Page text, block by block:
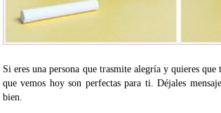
Si eres una persona que trasmite alegría y quieres
que vemos hoy son perfectas para ti. Déjales
bien.